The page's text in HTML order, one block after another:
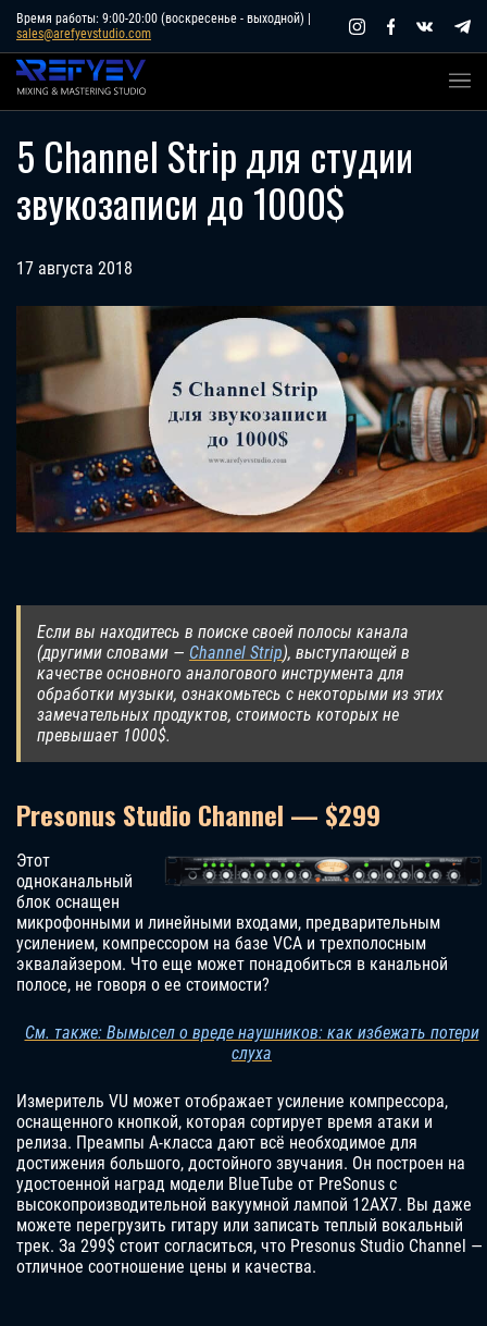
Skip
content
Время работы: 9:00-20:00 (воскресенье - выходной) |
sales@arefyevstudio.com
5 Channel Strip для студии
звукозаписи до 1000$
17 августа 2018
Если вы находитесь в поиске своей полосы канала
(другими словами — Channel Strip), выступающей в
качестве основного аналогового инструмента для
обработки музыки, ознакомьтесь с некоторыми из этих
замечательных продуктов, стоимость которых не
превышает 1000$.
Presonus Studio Channel — $299
Этот
одноканальный
блок оснащен
микрофонными и линейными входами, предварительным
усилением, компрессором на базе VCA и трехполосным
эквалайзером. Что еще может понадобиться в канальной
полосе, не говоря о ее стоимости?
См. также: Вымысел о вреде наушников: как избежать потери
слуха
Измеритель VU может отображает усиление компрессора,
оснащенного кнопкой, которая сортирует время атаки и
релиза. Преампы А-класса дают всё необходимое для
достижения большого, достойного звучания. Он построен на
удостоенной наград модели BlueTube от PreSonus с
высокопроизводительной вакуумной лампой 12AX7. Вы даже
можете перегрузить гитару или записать теплый вокальный
трек. За 299$ стоит согласиться, что Presonus Studio Channel —
отличное соотношение цены и качества.